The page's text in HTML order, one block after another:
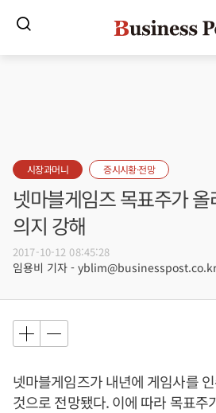
시장과머니 증시시황·전망
넷마블게임즈 목표주가
의지 강해
2017-10-12 08:45:28
임용비 기자 - yblim@businesspost.co.kr
넷마블게임즈가 내년에 게임사를
것으로 전망됐다. 이에 따라 목표주